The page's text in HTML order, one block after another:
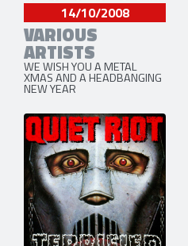
14/10/2008
VARIOUS
ARTISTS
WE WISH YOU A METAL
XMAS AND A HEADBANGING
NEW YEAR